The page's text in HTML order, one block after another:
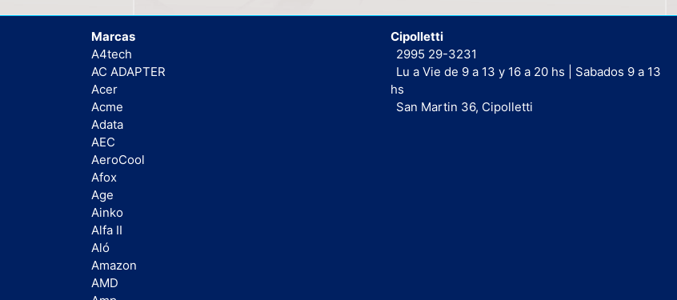
Marcas
A4tech
AC ADAPTER
Acer
Acme
Adata
AEC
AeroCool
Afox
Age
Ainko
Alfa II
Aló
Amazon
AMD
Cipolletti
2995 29-3231
Lu a Vie de 9 a 13 y 16 a 20 hs | Sabados 9 a 13
hs
San Martin 36, Cipolletti